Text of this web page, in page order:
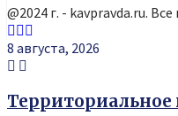
@2024 г. - kavpravda.ru.
Youtube
Vk
8 августа, 2026